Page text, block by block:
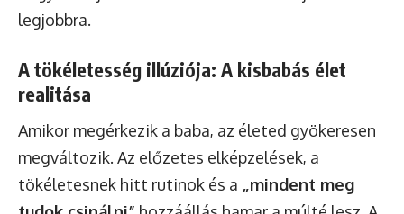
legjobbra.
A tökéletesség illúziója: A kisbabás élet
realitása
Amikor megérkezik a baba, az életed gyökeresen
megváltozik. Az előzetes elképzelések, a
tökéletesnek hitt rutinok és a „mindent meg